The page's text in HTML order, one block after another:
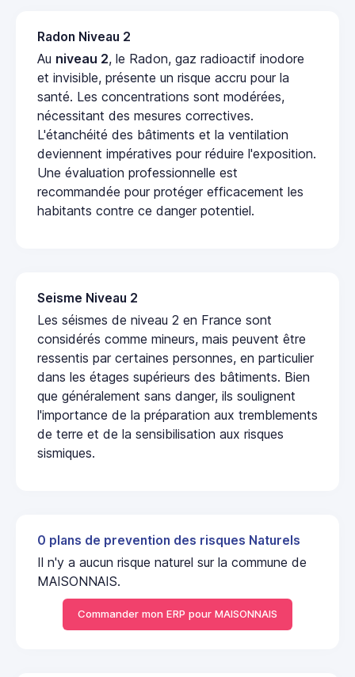
Radon Niveau 2
Au niveau 2, le Radon, gaz radioactif inodore
et invisible, présente un risque accru pour la
santé. Les concentrations sont modérées,
nécessitant des mesures correctives.
L'étanchéité des bâtiments et la ventilation
deviennent impératives pour réduire l'exposition.
Une évaluation professionnelle est
recommandée pour protéger efficacement les
habitants contre ce danger potentiel.
Seisme Niveau 2
Les séismes de niveau 2 en France sont
considérés comme mineurs, mais peuvent être
ressentis par certaines personnes, en particulier
dans les étages supérieurs des bâtiments. Bien
que généralement sans danger, ils soulignent
l'importance de la préparation aux tremblements
de terre et de la sensibilisation aux risques
sismiques.
0 plans de prevention des risques Naturels
Il n'y a aucun risque naturel sur la commune de
MAISONNAIS.
Commander mon ERP pour MAISONNAIS